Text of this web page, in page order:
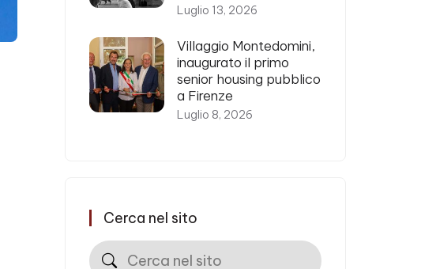
Luglio 13, 2026
Villaggio Montedomini,
inaugurato il primo
senior housing pubblico
a Firenze
Luglio 8, 2026
Cerca nel sito
Cerca